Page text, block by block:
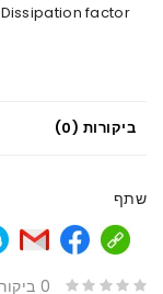
Dissipation factor
ביקורות (0)
שתף
0 ביקורות